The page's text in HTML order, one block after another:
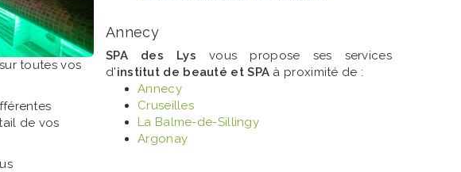
toutes vos
de vos
Annecy
SPA des Lys vous propose ses services
d'institut de beauté et SPA à proximité de :
Annecy
Cruseilles
La Balme-de-Sillingy
Argonay